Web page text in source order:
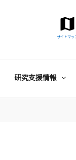
サイトマッ
研究支援情報